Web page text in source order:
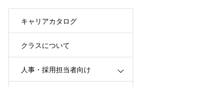
キャリアカタログ
クラスについて
人事・採用担当者向け